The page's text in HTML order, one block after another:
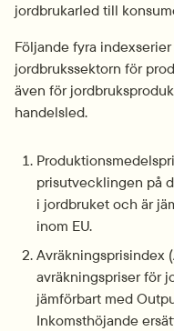
jordbrukarled till
Följande fyra
jordbrukssektorn för
även för
handelsled.
prisutvecklingen på
i jordbruket och är
inom EU.
Avräkningsprisindex
avräkningspriser för
jämförbart med
Inkomsthöjande